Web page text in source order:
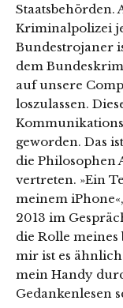
Staatsbehörden.
Kriminalpolizei
Bundestrojaner
dem
auf unsere
loszulassen.
geworden. Das
die Philosophen
vertreten. »Ein
meinem
2013 im
die Rolle meines
mir ist es
mein Handy
Gedankenlesen